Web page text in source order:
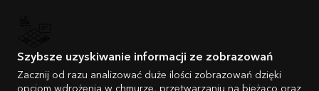
Szybsze uzyskiwanie informacji ze zobrazowań
Zacznij od razu analizować duże ilości zobrazowań dzięki